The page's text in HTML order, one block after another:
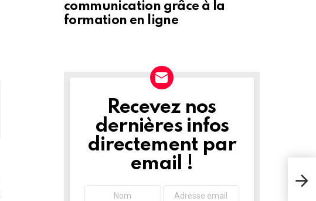
Le
de
communication grâce à la
formation en ligne
NEWSLETTER
Recevez nos
dernières infos
directement par
email !